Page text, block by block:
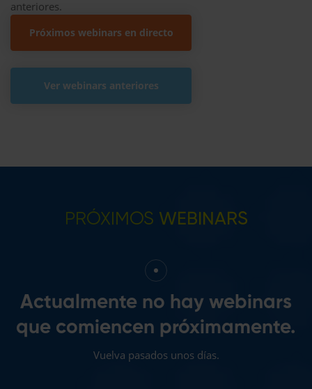
anteriores.
Próximos webinars en directo
Ver webinars anteriores
PRÓXIMOS WEBINARS
Actualmente no hay webinars
que comiencen próximamente.
Vuelva pasados unos días.